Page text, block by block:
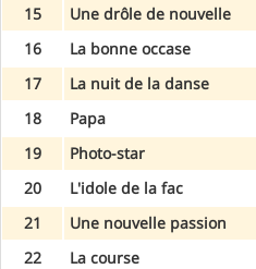
15
Une drôle de nouvelle
16
La bonne occase
17
La nuit de la danse
18
Papa
19
Photo-star
20
L'idole de la fac
21
Une nouvelle passion
22
La course